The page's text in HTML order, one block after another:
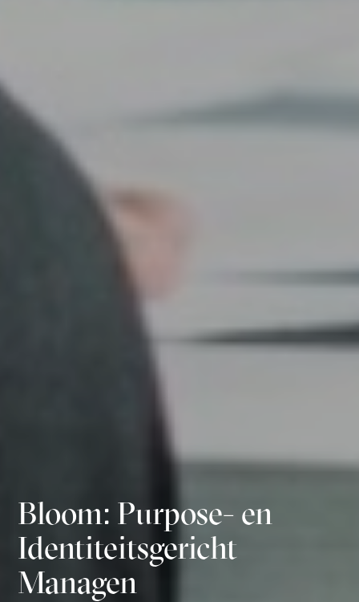
Bloom: Purpose- en
Identiteitsgericht
Managen